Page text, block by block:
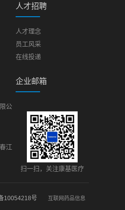
人才招聘
人才理念
员工风采
在线投递
公
江
企业邮箱
扫一扫，关注康基医疗
10054218号 互联网药品信息